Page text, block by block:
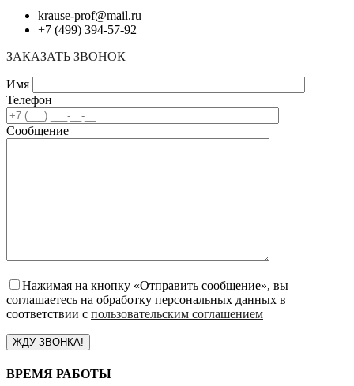
krause-prof@mail.ru
+7 (499) 394-57-92
ЗАКАЗАТЬ ЗВОНОК
Имя
Телефон
Сообщение
Нажимая на кнопку «Отправить сообщение», вы
соглашаетесь на обработку персональных данных в
соответствии с пользовательским соглашением
ВРЕМЯ РАБОТЫ